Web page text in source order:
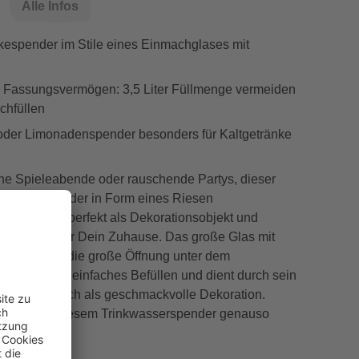
Alle Infos
im Stile eines Einmachglases mit
Fassungsvermögen: 3,5 Liter Füllmenge vermeiden
Limonadenspender besonders für Kaltgetränke
Spieleabende oder rauschende Partys, dieser
in Form eines Riesen
eignet sich perfekt als Dekorationsobjekt und
für Dein Zuhause. Das große Glas mit
durch die große Öffnung unter dem
Deckel ein einfaches Befüllen und dient durch sein
zeitgleich als geschmackvolle Dekoration.
von diesem Trinkwasserspender genauso
Du!